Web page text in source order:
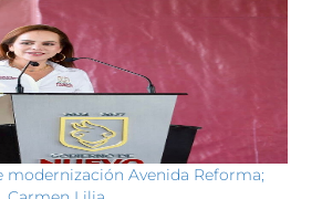
modernización Avenida Reforma;